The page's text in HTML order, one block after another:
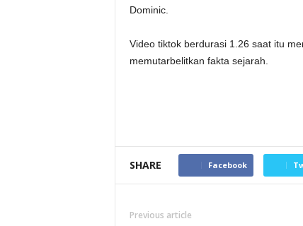
Dominic.
Video tiktok berdurasi 1.26 saat itu
memutarbelitkan fakta sejarah.
SHARE Facebook
Previous article